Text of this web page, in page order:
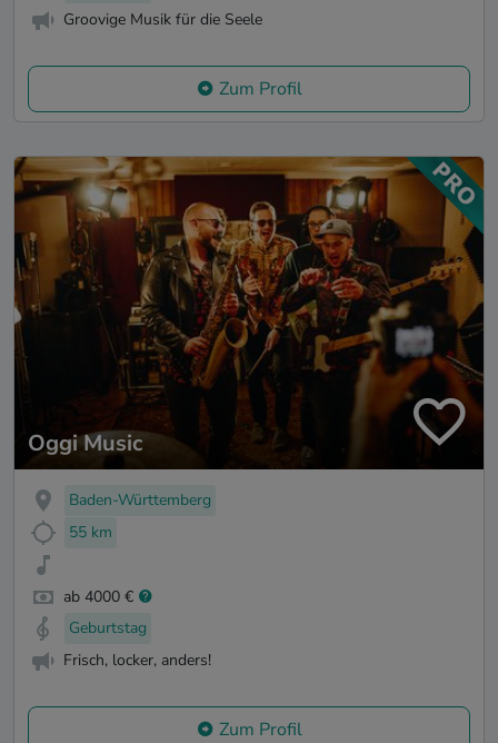
Groovige Musik für die Seele
Zum Profil
Oggi Music
Baden-Württemberg
55 km
ab 4000 €
Geburtstag
Frisch, locker, anders!
Zum Profil